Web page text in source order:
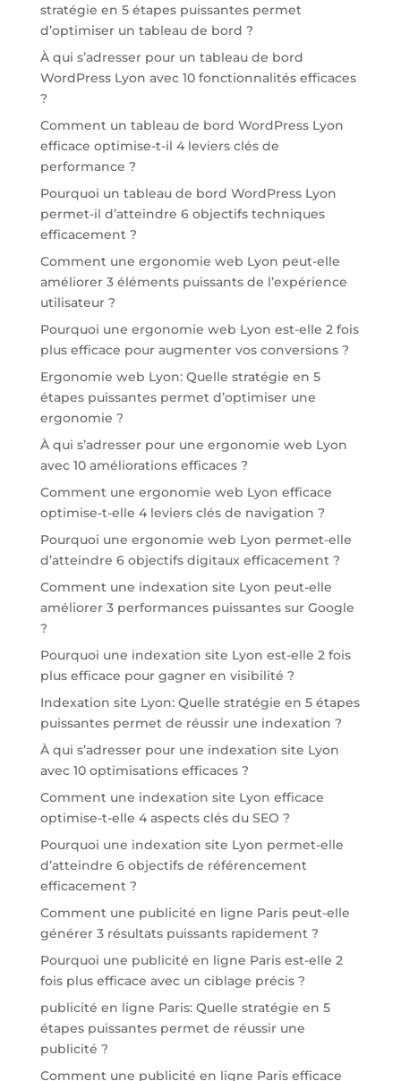
stratégie en 5 étapes puissantes permet
d’optimiser un tableau de bord ?
À qui s’adresser pour un tableau de bord
WordPress Lyon avec 10 fonctionnalités efficaces
?
Comment un tableau de bord WordPress Lyon
efficace optimise-t-il 4 leviers clés de
performance ?
Pourquoi un tableau de bord WordPress Lyon
permet-il d’atteindre 6 objectifs techniques
efficacement ?
Comment une ergonomie web Lyon peut-elle
améliorer 3 éléments puissants de l’expérience
utilisateur ?
Pourquoi une ergonomie web Lyon est-elle 2 fois
plus efficace pour augmenter vos conversions ?
Ergonomie web Lyon: Quelle stratégie en 5
étapes puissantes permet d’optimiser une
ergonomie ?
À qui s’adresser pour une ergonomie web Lyon
avec 10 améliorations efficaces ?
Comment une ergonomie web Lyon efficace
optimise-t-elle 4 leviers clés de navigation ?
Pourquoi une ergonomie web Lyon permet-elle
d’atteindre 6 objectifs digitaux efficacement ?
Comment une indexation site Lyon peut-elle
améliorer 3 performances puissantes sur Google
?
Pourquoi une indexation site Lyon est-elle 2 fois
plus efficace pour gagner en visibilité ?
Indexation site Lyon: Quelle stratégie en 5 étapes
puissantes permet de réussir une indexation ?
À qui s’adresser pour une indexation site Lyon
avec 10 optimisations efficaces ?
Comment une indexation site Lyon efficace
optimise-t-elle 4 aspects clés du SEO ?
Pourquoi une indexation site Lyon permet-elle
d’atteindre 6 objectifs de référencement
efficacement ?
Comment une publicité en ligne Paris peut-elle
générer 3 résultats puissants rapidement ?
Pourquoi une publicité en ligne Paris est-elle 2
fois plus efficace avec un ciblage précis ?
publicité en ligne Paris: Quelle stratégie en 5
étapes puissantes permet de réussir une
publicité ?
Comment une publicité en ligne Paris efficace